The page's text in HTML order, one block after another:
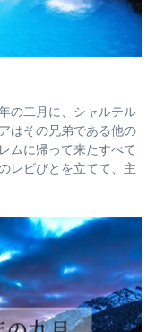
の二月に、シャルテル
はその兄弟である他の
ムに帰って来たすべて
レビびとを立てて、主